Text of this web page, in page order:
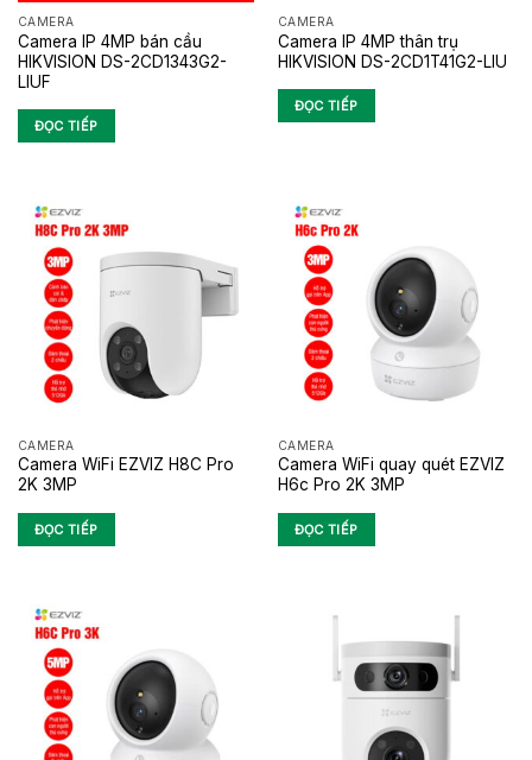
CAMERA
Camera IP 4MP bán cầu
HIKVISION DS-2CD1343G2-
LIUF
ĐỌC TIẾP
CAMERA
Camera IP 4MP thân trụ
HIKVISION DS-2CD1T41G2-LIU
ĐỌC TIẾP
CAMERA
Camera WiFi EZVIZ H8C Pro
2K 3MP
ĐỌC TIẾP
CAMERA
Camera WiFi quay quét EZVIZ
H6c Pro 2K 3MP
ĐỌC TIẾP